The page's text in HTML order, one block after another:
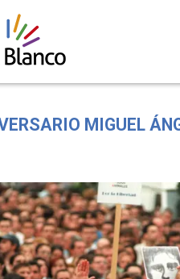
MIGUEL